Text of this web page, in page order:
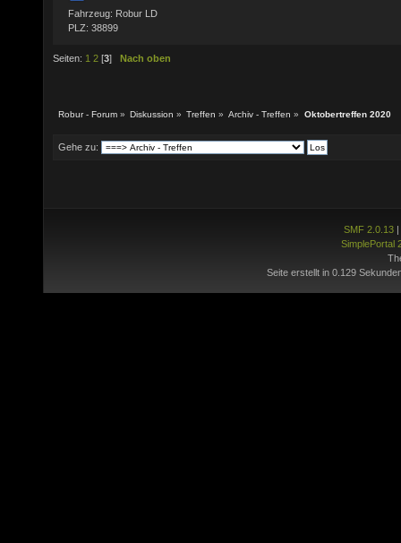
Fahrzeug: Robur LD
PLZ: 38899
Seiten: 1 2 [3] Nach oben
Robur - Forum » Diskussion » Treffen » Archiv - Treffen » Oktobertreffen 2020
Gehe zu:
SMF 2.0.13|
SimplePortal
Seite erstellt in 0.129